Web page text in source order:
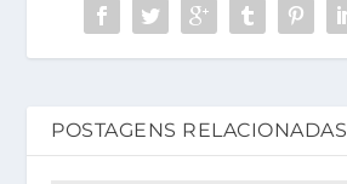
POSTAGENS RELACIONADAS